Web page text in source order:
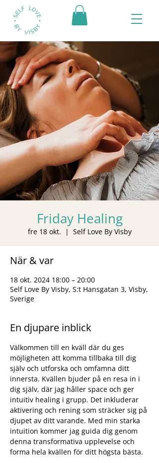
Friday Healing
fre 18 okt.
  |
Self Love By Visby
När & var
18 okt. 2024 18:00 – 20:00
Self Love By Visby, S:t Hansgatan 3, Visby,
Sverige
En djupare inblick
Välkommen till en kväll där du ges
möjligheten att komma tillbaka till dig
själv och utforska och omfamna ditt
innersta. Kvällen bjuder på en resa in i
dig själv, där jag håller space och ger
intuitiv healing i grupp. Det inkluderar
aktivering och rening som sträcker sig på
djupet av ditt varande. Med min starka
intuition kommer jag guida dig genom
denna transformativa upplevelse och
forma hela kvällen för ditt högsta bästa.